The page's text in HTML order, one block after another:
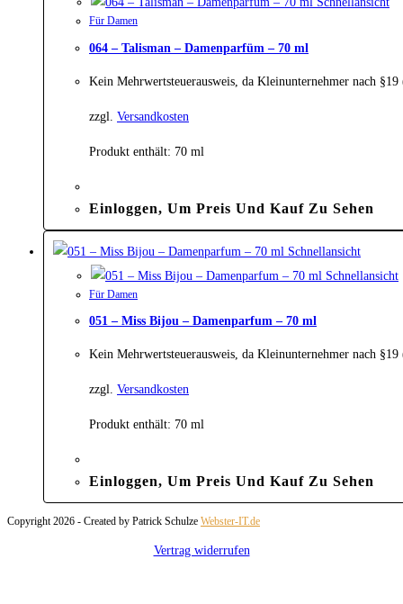
Für Damen
064 – Talisman – Damenparfüm – 70 ml
Kein Mehrwertsteuerausweis, da Kleinunternehmer nach
zzgl. Versandkosten
Produkt enthält: 70 ml
Einloggen, Um Preis Und Kauf Zu Sehen
Schnellansicht
Schnellansicht
Für Damen
051 – Miss Bijou – Damenparfum – 70 ml
Kein Mehrwertsteuerausweis, da Kleinunternehmer nach
zzgl. Versandkosten
Produkt enthält: 70 ml
Einloggen, Um Preis Und Kauf Zu Sehen
Copyright 2026 - Created by Patrick Schulze Webster-IT.de
Vertrag widerrufen